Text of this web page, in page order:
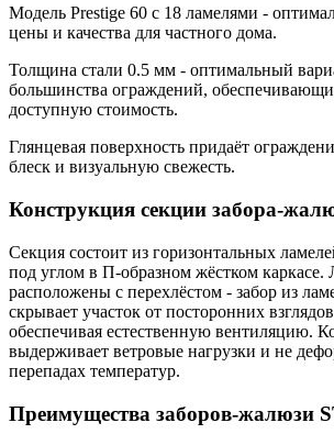
Модель Prestige 60 с 18 ламелями -
цены и качества для частного дома.
Толщина стали 0.5 мм - оптимальный
большинства ограждений,
доступную стоимость.
Глянцевая поверхность придаёт
блеск и визуальную свежесть.
Конструкция секции забора-
Секция состоит из горизонтальных
под углом в П-образном жёстком каркасе.
расположены с перехлёстом - забор из
скрывает участок от посторонних
обеспечивая естественную вентиляцию.
выдерживает ветровые нагрузки и не
перепадах температур.
Преимущества заборов-жалюзи